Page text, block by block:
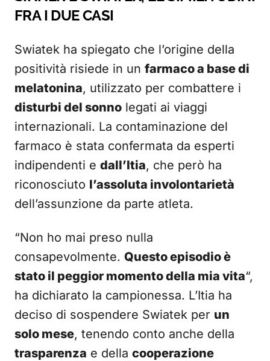
FRA I DUE CASI
Swiatek ha spiegato che l’origine della
positività risiede in un farmaco a base di
melatonina, utilizzato per combattere i
disturbi del sonno legati ai viaggi
internazionali. La contaminazione del
farmaco è stata confermata da esperti
indipendenti e dall’Itia, che però ha
riconosciuto l’assoluta involontarietà
dell’assunzione da parte atleta.
“Non ho mai preso nulla
consapevolmente. Questo episodio è
stato il peggior momento della mia vita“,
ha dichiarato la campionessa. L’Itia ha
deciso di sospendere Swiatek per un
solo mese, tenendo conto anche della
trasparenza e della cooperazione